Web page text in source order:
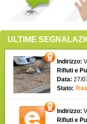
ULTIME
Indirizzo:
Rifiuti e
Data: 27/
Stato:
Indirizzo:
Rifiuti e